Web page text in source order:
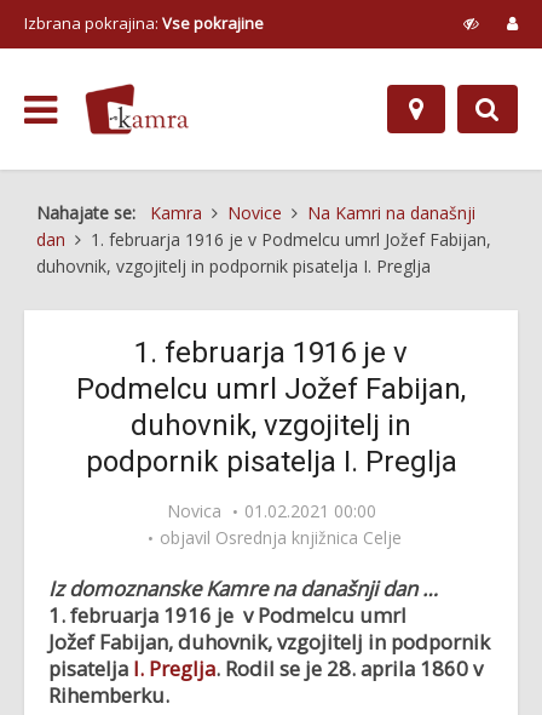
Izbrana pokrajina: Vse pokrajine
Nahajate se: Kamra Novice
Na Kamri na današnji
dan
1. februarja 1916 je v Podmelcu umrl Jožef Fabijan,
duhovnik, vzgojitelj in podpornik pisatelja I. Preglja
1. februarja 1916 je v
Podmelcu umrl Jožef Fabijan,
duhovnik, vzgojitelj in
podpornik pisatelja I. Preglja
Novica
01.02.2021 00:00
objavil Osrednja knjižnica Celje
Iz domoznanske Kamre na današnji dan …
1. februarja 1916 je v Podmelcu umrl
Jožef Fabijan, duhovnik, vzgojitelj in podpornik
pisatelja I. Preglja. Rodil se je 28. aprila 1860 v
Rihemberku.